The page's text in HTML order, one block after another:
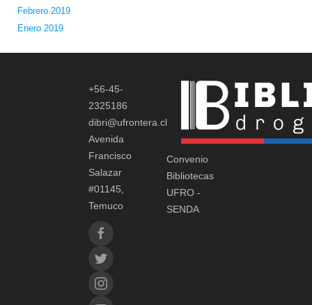
Febrero 2019
Enero 2019
+56-45-
2325186
dibri@ufrontera.cl
Avenida
Francisco
Salazar
#01145,
Temuco
Convenio
Bibliotecas
UFRO -
SENDA